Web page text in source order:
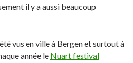
il y a aussi beaucoup
vus en ville à Bergen et surtout à
année le Nuart festival